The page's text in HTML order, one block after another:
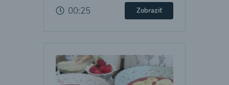
00:25 Zobraziť